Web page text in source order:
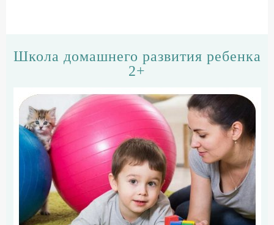
Школа домашнего развития ребенка
2+